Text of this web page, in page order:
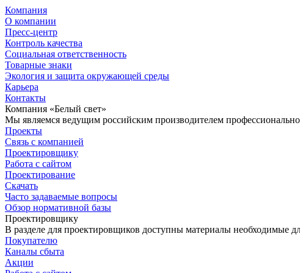
Компания
О компании
Пресс-центр
Контроль качества
Социальная ответственность
Товарные знаки
Экология и защита окружающей среды
Карьера
Контакты
Компания «Белый свет»
Мы являемся ведущим российским производителем
Проекты
Связь с компанией
Проектировщику
Работа с сайтом
Проектирование
Скачать
Часто задаваемые вопросы
Обзор нормативной базы
Проектировщику
В разделе для проектировщиков доступны материалы необходимые
Покупателю
Каналы сбыта
Акции